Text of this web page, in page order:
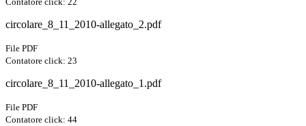
circolare_8_11_2010-allegato_2.pdf
File PDF
Contatore click: 23
circolare_8_11_2010-allegato_1.pdf
File PDF
Contatore click: 44